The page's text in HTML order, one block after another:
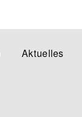
Aktuelles